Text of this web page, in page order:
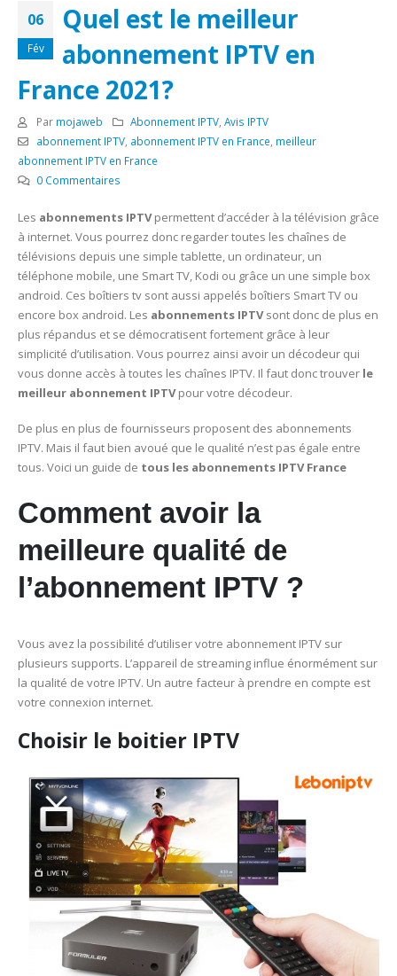
06
Fév
Quel est le meilleur
abonnement IPTV en
France 2021?
Par mojaweb Abonnement IPTV ,Avis IPTV
abonnement IPTV, abonnement IPTV en France meilleur
abonnement IPTV en France
0 Commentaires
Les abonnements IPTVpermettent d’accéder à la télévision grâce
à internet. Vous pourrez donc regarder toutes les chaînes de
télévisions depuis une simple tablette, un ordinateur, un
téléphone mobile, une Smart TV, Kodi ou grâce un une simple box
android. Ces boîtiers tv sont aussi appelés boîtiers Smart TV ou
encore box android. Les abonnements IPTVsont donc de plus en
plus répandus et se démocratisent fortement grâce à leur
simplicité d’utilisation. Vous pourrez ainsi avoir un décodeur qui
vous donne accès à toutes les chaînes IPTV. Il faut donc trouver le
meilleur abonnement IPTVpour votre décodeur.
De plus en plus de fournisseurs proposent des abonnements
IPTV. Mais il faut bien avoué que le qualité n’est pas égale entre
tous. Voici un guide de tous les abonnements IPTV France
Comment avoir la
meilleure qualité de
l’abonnement IPTV ?
Vous avez la possibilité d’utiliser votre abonnement IPTV sur
plusieurs supports. L’appareil de streaming influe énormément sur
la qualité de votre IPTV. Un autre facteur à prendre en compte est
votre connexion internet.
Choisir le boitier IPTV